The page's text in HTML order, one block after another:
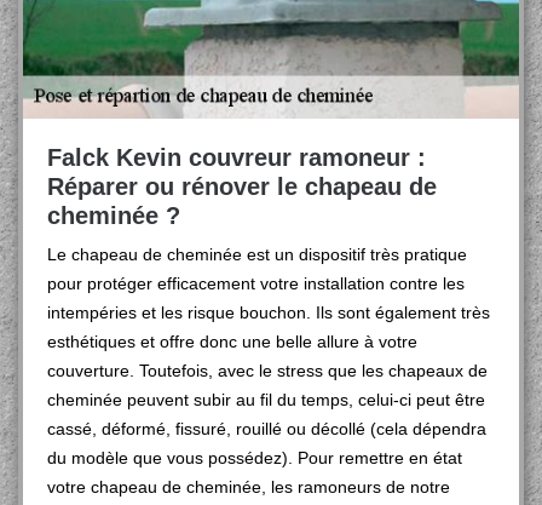
Falck Kevin couvreur ramoneur :
Réparer ou rénover le chapeau de
cheminée ?
Le chapeau de cheminée est un dispositif très pratique
pour protéger efficacement votre installation contre les
intempéries et les risque bouchon. Ils sont également très
esthétiques et offre donc une belle allure à votre
couverture. Toutefois, avec le stress que les chapeaux de
cheminée peuvent subir au fil du temps, celui-ci peut être
cassé, déformé, fissuré, rouillé ou décollé (cela dépendra
du modèle que vous possédez). Pour remettre en état
votre chapeau de cheminée, les ramoneurs de notre